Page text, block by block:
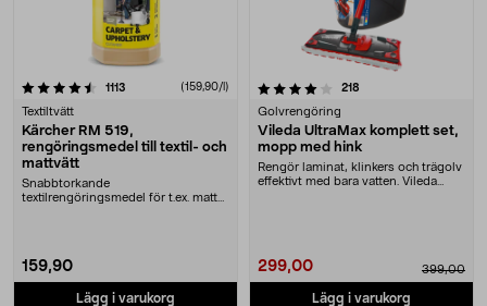
1113 recensioner(159,90/l)
Textiltvätt
Kärcher RM 519,
rengöringsmedel till textil- och
mattvätt
Snabbtorkande
textilrengöringsmedel för t.ex. matta,
159,90
Lägg i varukorg
4.0 av 5 stjärnor 218
Golvrengöring
Vileda UltraMax komplett set,
mopp med hink
Rengör laminat, klinkers och trägolv
effektivt med bara vatten. Vileda
299,00 399,00
Lägg i varukorg